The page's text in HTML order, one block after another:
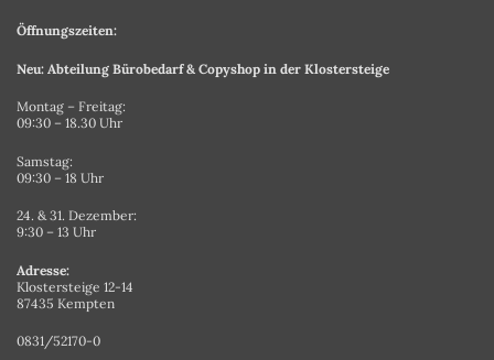
Öffnungszeiten:
Neu: Abteilung Bürobedarf & Copyshop in der Klostersteige
Montag – Freitag:
09:30 – 18.30 Uhr
Samstag:
09:30 – 18 Uhr
24. & 31. Dezember:
9:30 – 13 Uhr
Adresse:
Klostersteige 12-14
87435 Kempten
0831/52170-0